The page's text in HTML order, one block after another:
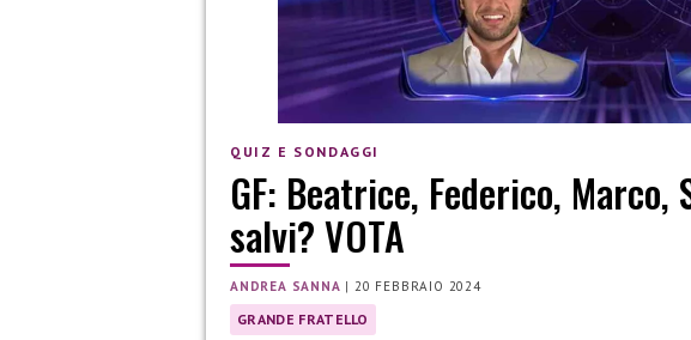
QUIZ E SONDAGGI
GF: Beatrice, Federico,
salvi? VOTA
ANDREA SANNA |20 FEBBRAIO 2024
GRANDE FRATELLO